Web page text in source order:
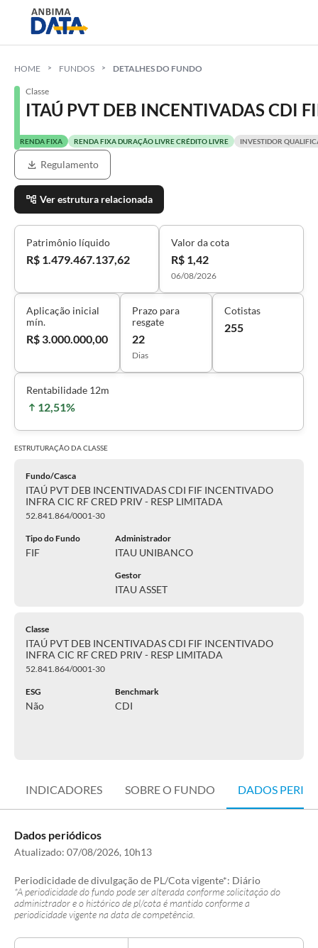
HOME FUNDOS DETALHES DO FUNDO
Classe
ITAÚ PVT DEB INCENTIVADAS CDI
RENDA FIXA RENDA FIXA DURAÇÃO LIVRE CRÉDITO LIVRE INVESTIDOR
Regulamento
Ver estrutura relacionada
Patrimônio líquido
R$ 1.479.467.137,62
Valor da cota
R$ 1,42
06/08/2026
Aplicação inicial
mín.
R$ 3.000.000,00
Prazo para
resgate
22
Dias
Cotistas
255
Rentabilidade 12m
12,51%
ESTRUTURAÇÃO DACLASSE
Fundo/Casca
ITAÚ PVT DEB INCENTIVADAS CDI FIF INCENTIVADO
INFRA CIC RF CRED PRIV - RESP LIMITADA
52.841.864/0001-30
Tipo do Fundo
FIF
Administrador
ITAU UNIBANCO
Gestor
ITAU ASSET
Classe
ITAÚ PVT DEB INCENTIVADAS CDI FIF INCENTIVADO
INFRA CIC RF CRED PRIV - RESP LIMITADA
52.841.864/0001-30
ESG
Não
Benchmark
CDI
INDICADORES SOBRE O FUNDO DADOS
Dados periódicos
Atualizado: 07/08/2026, 10h13
Periodicidade de divulgação de PL/Cota vigente*: Diário
*A periodicidade do fundo pode ser alterada conforme solicitação do
administrador e o histórico de pl/cota é mantido conforme a
periodicidade vigente na data de competência.